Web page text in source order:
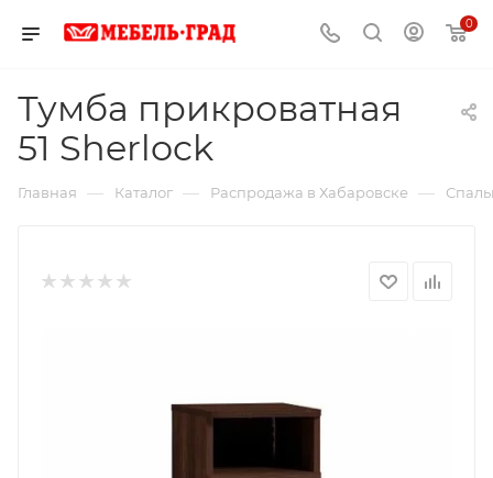
0
Тумба прикроватная
51 Sherlock
Главная — Каталог — Распродажа в Хабаровске —